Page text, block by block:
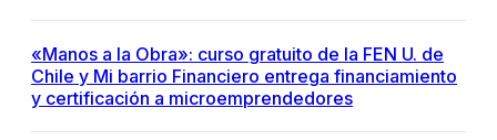
«Manos a la Obra»: curso gratuito de la FEN U. de
Chile y Mi barrio Financiero entrega financiamiento
y certificación a microemprendedores